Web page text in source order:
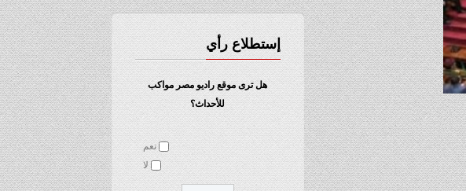
إستطلاع رأي
هل ترى موقع راديو مصر مواكب
للأحداث؟
نعم
لا